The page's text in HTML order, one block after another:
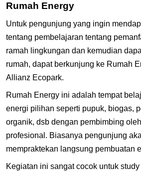
Rumah Energy
Untuk pengunjung yang ingin
tentang pembelajaran tentang
ramah lingkungan dan kemudian
rumah, dapat berkunjung ke Rumah
Allianz Ecopark.
Rumah Energy ini adalah tempat
energi pilihan seperti pupuk, biogas,
organik, dsb dengan pembimbing
profesional. Biasanya pengunjung
mempraktekan langsung pembuatan
Kegiatan ini sangat cocok untuk